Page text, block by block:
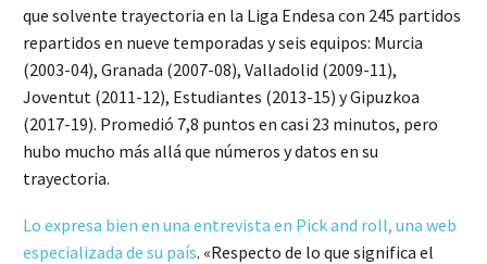
que solvente trayectoria en la Liga Endesa con 245 partidos
repartidos en nueve temporadas y seis equipos: Murcia
(2003-04), Granada (2007-08), Valladolid (2009-11),
Joventut (2011-12), Estudiantes (2013-15) y Gipuzkoa
(2017-19). Promedió 7,8 puntos en casi 23 minutos, pero
hubo mucho más allá que números y datos en su
trayectoria.
Lo expresa bien en una entrevista en Pick and roll, una web
especializada de su país. «Respecto de lo que significa el